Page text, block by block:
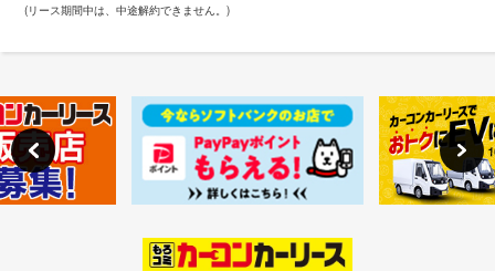
(リース期間中は、中途解約できません。)